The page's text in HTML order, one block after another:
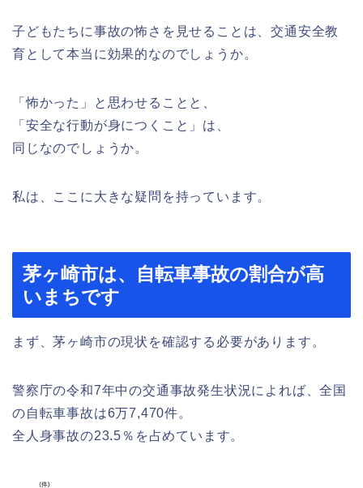
子どもたちに事故の怖さを見せることは、交通安全教
育として本当に効果的なのでしょうか。
「怖かった」と思わせることと、
「安全な行動が身につくこと」は、
同じなのでしょうか。
私は、ここに大きな疑問を持っています。
茅ヶ崎市は、自転車事故の割合が高
いまちです
まず、茅ヶ崎市の現状を確認する必要があります。
警察庁の令和7年中の交通事故発生状況によれば、全国
の自転車事故は6万7,470件。
全人身事故の23.5％を占めています。